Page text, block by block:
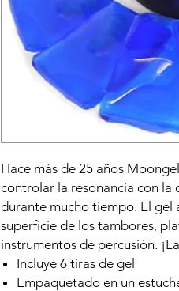
Hace más de 25 años
controlar la resonancia con la
durante mucho tiempo. El gel
superficie de los tambores,
instrumentos de percusión.
Incluye 6 tiras de gel
Empaquetado en un